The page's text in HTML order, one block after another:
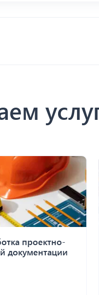
проектно-
документации